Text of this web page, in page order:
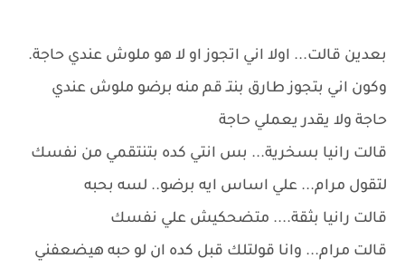
بعدين قالت... اولا اني اتجوز او لا هو ملوش عندي حاجة.
وكون اني بتجوز طارق بنتـ قم منه برضو ملوش عندي
حاجة ولا يقدر يعملي حاجة
قالت رانيا بسخرية... بس انتي كده بتنتقمي من نفسك
لتقول مرام... علي اساس ايه برضو.. لسه بحبه
قالت رانيا بثقة.... متضحكيش علي نفسك
قالت مرام... وانا قولتلك قبل كده ان لو حبه هيضعفني